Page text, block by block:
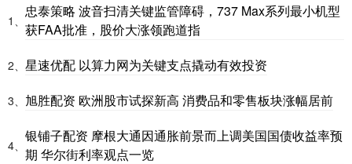
1、
忠泰策略 波音扫清关键监管障碍，737 Max系列最小机型
获FAA批准，股价大涨领跑道指
2、 星速优配 以算力网为关键支点撬动有效投资
3、 旭胜配资 欧洲股市试探新高 消费品和零售板块涨幅居前
4、
银铺子配资 摩根大通因通胀前景而上调美国国债收益率预
期 华尔街利率观点一览